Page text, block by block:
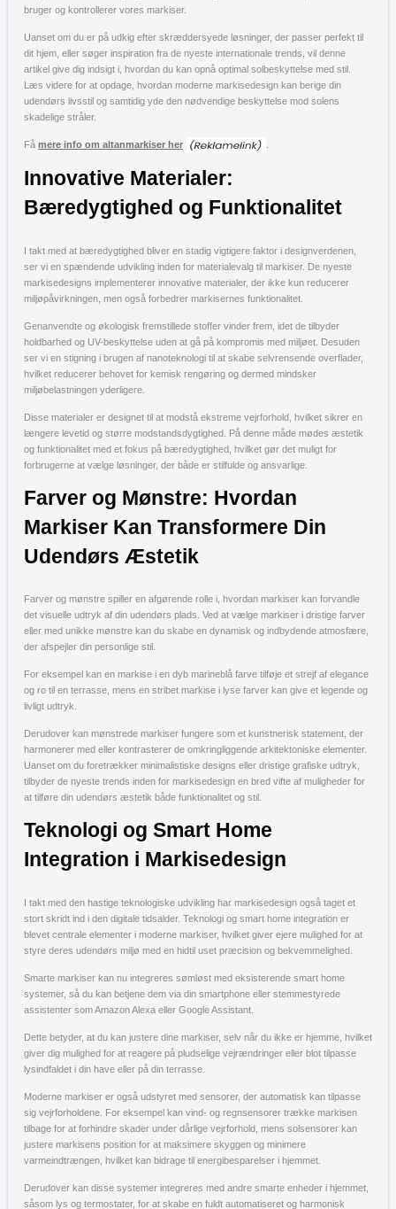
bruger og kontrollerer vores markiser.
Uanset om du er på udkig efter skræddersyede løsninger, der passer perfekt til
dit hjem, eller søger inspiration fra de nyeste internationale trends, vil denne
artikel give dig indsigt i, hvordan du kan opnå optimal solbeskyttelse med stil.
Læs videre for at opdage, hvordan moderne markisedesign kan berige din
udendørs livsstil og samtidig yde den nødvendige beskyttelse mod solens
skadelige stråler.
Få mere info om altanmarkiser her
Innovative Materialer:
Bæredygtighed og Funktionalitet
I takt med at bæredygtighed bliver en stadig vigtigere faktor i designverdenen,
ser vi en spændende udvikling inden for materialevalg til markiser. De nyeste
markisedesigns implementerer innovative materialer, der ikke kun reducerer
miljøpåvirkningen, men også forbedrer markisernes funktionalitet.
Genanvendte og økologisk fremstillede stoffer vinder frem, idet de tilbyder
holdbarhed og UV-beskyttelse uden at gå på kompromis med miljøet. Desuden
ser vi en stigning i brugen af nanoteknologi til at skabe selvrensende overflader,
hvilket reducerer behovet for kemisk rengøring og dermed mindsker
miljøbelastningen yderligere.
Disse materialer er designet til at modstå ekstreme vejrforhold, hvilket sikrer en
længere levetid og større modstandsdygtighed. På denne måde mødes æstetik
og funktionalitet med et fokus på bæredygtighed, hvilket gør det muligt for
forbrugerne at vælge løsninger, der både er stilfulde og ansvarlige.
Farver og Mønstre: Hvordan
Markiser Kan Transformere Din
Udendørs Æstetik
Farver og mønstre spiller en afgørende rolle i, hvordan markiser kan forvandle
det visuelle udtryk af din udendørs plads. Ved at vælge markiser i dristige farver
eller med unikke mønstre kan du skabe en dynamisk og indbydende atmosfære,
der afspejler din personlige stil.
For eksempel kan en markise i en dyb marineblå farve tilføje et strejf af elegance
og ro til en terrasse, mens en stribet markise i lyse farver kan give et legende og
livligt udtryk.
Derudover kan mønstrede markiser fungere som et kunstnerisk statement, der
harmonerer med eller kontrasterer de omkringliggende arkitektoniske elementer.
Uanset om du foretrækker minimalistiske designs eller dristige grafiske udtryk,
tilbyder de nyeste trends inden for markisedesign en bred vifte af muligheder for
at tilføre din udendørs æstetik både funktionalitet og stil.
Teknologi og Smart Home
Integration i Markisedesign
I takt med den hastige teknologiske udvikling har markisedesign også taget et
stort skridt ind i den digitale tidsalder. Teknologi og smart home integration er
blevet centrale elementer i moderne markiser, hvilket giver ejere mulighed for at
styre deres udendørs miljø med en hidtil uset præcision og bekvemmelighed.
Smarte markiser kan nu integreres sømløst med eksisterende smart home
systemer, så du kan betjene dem via din smartphone eller stemmestyrede
assistenter som Amazon Alexa eller Google Assistant.
Dette betyder, at du kan justere dine markiser, selv når du ikke er hjemme, hvilket
giver dig mulighed for at reagere på pludselige vejrændringer eller blot tilpasse
lysindfaldet i din have eller på din terrasse.
Moderne markiser er også udstyret med sensorer, der automatisk kan tilpasse
sig vejrforholdene. For eksempel kan vind- og regnsensorer trække markisen
tilbage for at forhindre skader under dårlige vejrforhold, mens solsensorer kan
justere markisens position for at maksimere skyggen og minimere
varmeindtrængen, hvilket kan bidrage til energibesparelser i hjemmet.
Derudover kan disse systemer integreres med andre smarte enheder i hjemmet,
såsom lys og termostater, for at skabe en fuldt automatiseret og harmonisk